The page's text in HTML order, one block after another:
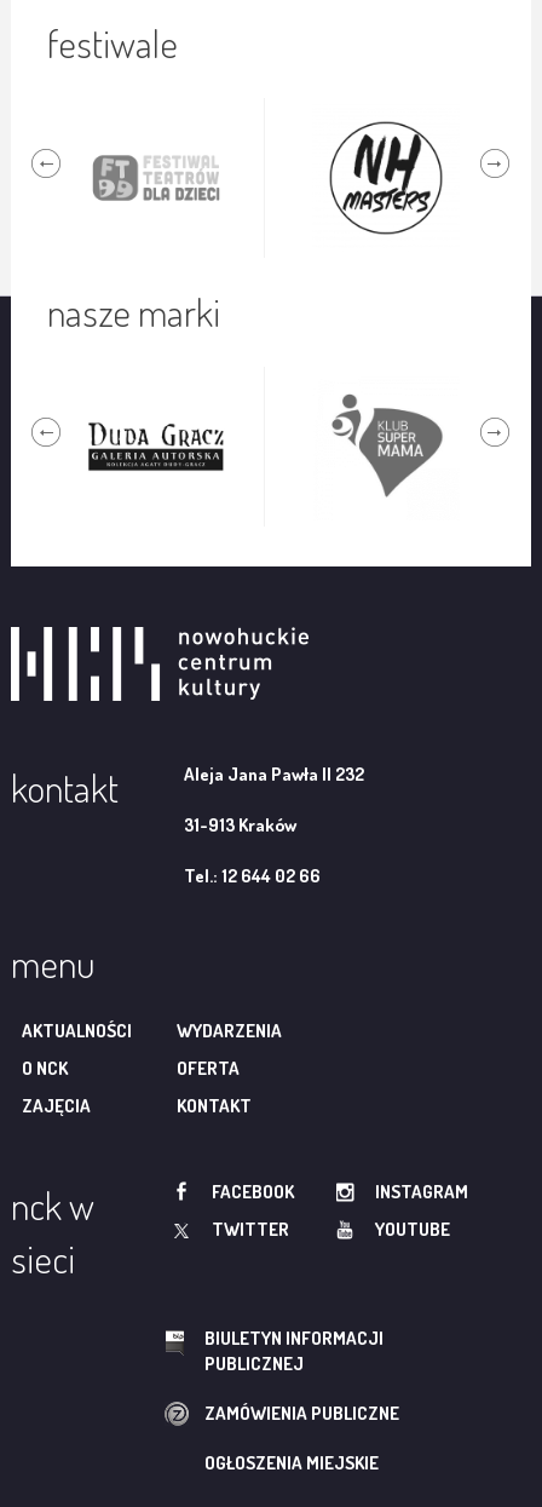
festiwale
nasze marki
kontakt Aleja Jana Pawła II 232
31-913 Kraków
Tel.: 12 644 02 66
menu
AKTUALNOŚCI
WYDARZENIA
O NCK
OFERTA
ZAJĘCIA
KONTAKT
nck w
sieci
FACEBOOK
INSTAGRAM
TWITTER
YOUTUBE
BIULETYN INFORMACJI
PUBLICZNEJ
ZAMÓWIENIA PUBLICZNE
OGŁOSZENIA MIEJSKIE